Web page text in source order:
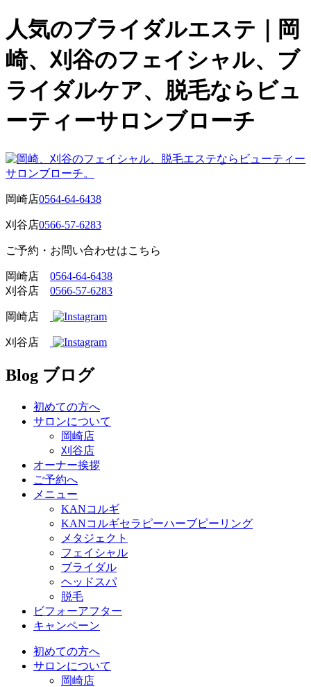
人気のブライダルエステ｜岡
崎、刈谷のフェイシャル、ブ
ライダルケア、脱毛ならビュ
ーティーサロンブローチ
岡崎店0564-64-6438
刈谷店0566-57-6283
ご予約・お問い合わせはこちら
岡崎店 0564-64-6438
刈谷店 0566-57-6283
岡崎店
刈谷店
Blog ブログ
初めての方へ
サロンについて
岡崎店
刈谷店
オーナー挨拶
ご予約へ
メニュー
KANコルギ
KANコルギセラピーハーブピーリング
メタジェクト
フェイシャル
ブライダル
ヘッドスパ
脱毛
ビフォーアフター
キャンペーン
初めての方へ
サロンについて
岡崎店